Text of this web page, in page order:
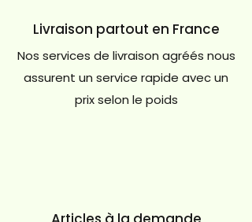
Livraison partout en France
Nos services de livraison agréés nous
assurent un service rapide avec un
prix selon le poids